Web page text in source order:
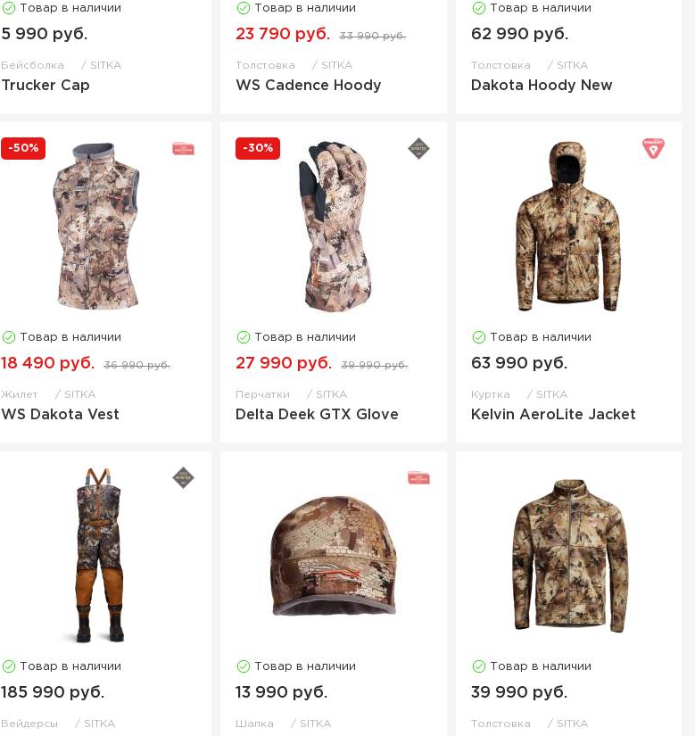
Товар в наличии
5 990 руб.
Бейсболка SITKA
Trucker Cap
Товар в наличии
23 790 руб. 33 990 руб.
Толстовка SITKA
WS Cadence Hoody
Товар в наличии
62 990 руб.
Толстовка SITKA
Dakota Hoody New
-50%
Товар в наличии
18 490 руб. 36 990 руб.
Жилет SITKA
WS Dakota Vest
-30%
Товар в наличии
27 990 руб. 39 990 руб.
Перчатки SITKA
Delta Deek GTX Glove
Товар в наличии
63 990 руб.
Куртка SITKA
Kelvin AeroLite Jacket
Товар в наличии
185 990 руб.
Вейдерсы SITKA
Товар в наличии
13 990 руб.
Шапка SITKA
Товар в наличии
39 990 руб.
Толстовка SITKA